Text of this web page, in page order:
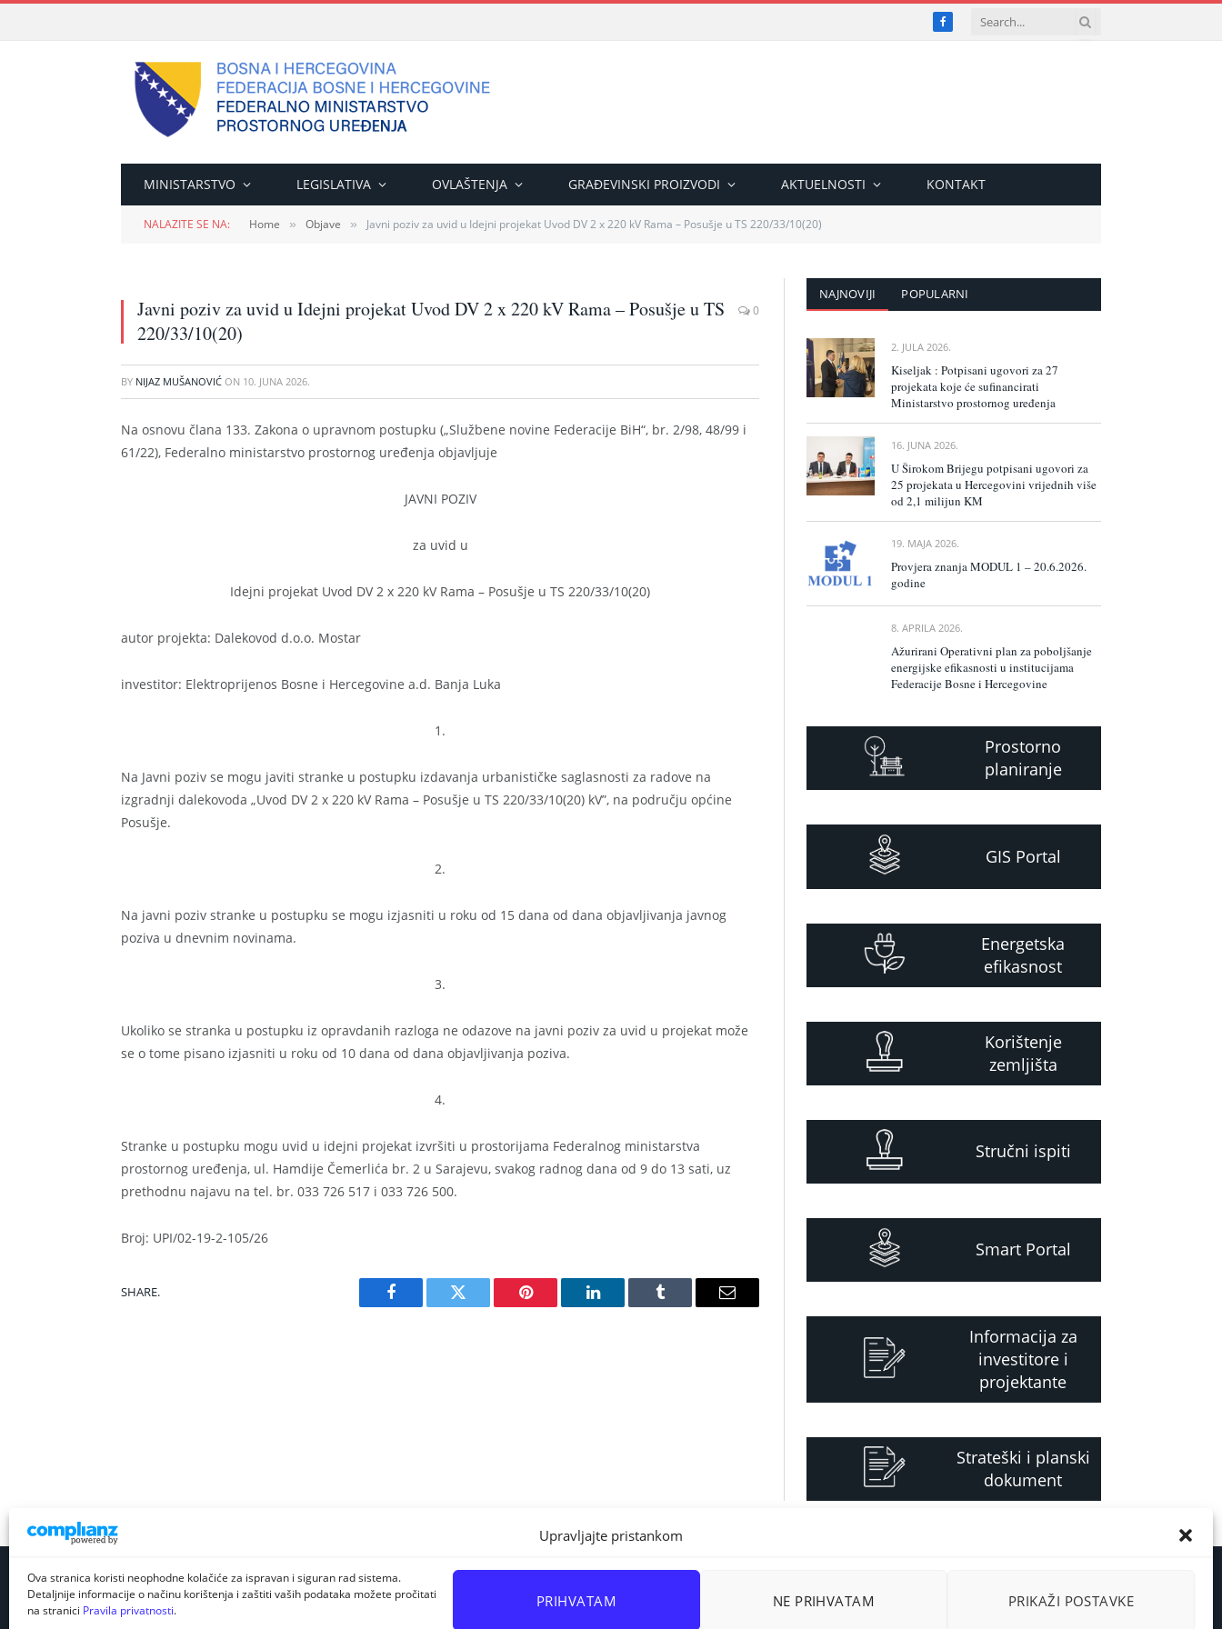
Upravljajte pristankom
Ova stranica koristi neophodne kolačiće za ispravan i siguran rad sistema.
Detaljnije informacije o načinu korištenja i zaštiti vaših podataka možete pročitati
na stranici Pravila privatnosti.
PRIHVATAM NE PRIHVATAM PRIKAŽI POSTAVKE
Facebook
MINISTARSTVO LEGISLATIVA OVLAŠTENJA GRAĐEVINSKI PROIZVODI AKTUELNOSTI KONTAKT
NALAZITE SE NA: Home » Objave » Javni poziv za uvid u Idejni projekat Uvod DV 2 x 220 kV Rama – Posušje u TS 220/33/10(20)
Javni poziv za uvid u Idejni projekat Uvod DV 2 x 220 kV Rama – Posušje u TS
220/33/10(20)
0
BY NIJAZ MUŠANOVIĆ ON 10. JUNA 2026.
Na osnovu člana 133. Zakona o upravnom postupku („Službene novine Federacije BiH“, br. 2/98, 48/99 i
61/22), Federalno ministarstvo prostornog uređenja objavljuje
JAVNI POZIV
za uvid u
Idejni projekat Uvod DV 2 x 220 kV Rama – Posušje u TS 220/33/10(20)
autor projekta: Dalekovod d.o.o. Mostar
investitor: Elektroprijenos Bosne i Hercegovine a.d. Banja Luka
1.
Na Javni poziv se mogu javiti stranke u postupku izdavanja urbanističke saglasnosti za radove na
izgradnji dalekovoda „Uvod DV 2 x 220 kV Rama – Posušje u TS 220/33/10(20) kV”, na području općine
Posušje.
2.
Na javni poziv stranke u postupku se mogu izjasniti u roku od 15 dana od dana objavljivanja javnog
poziva u dnevnim novinama.
3.
Ukoliko se stranka u postupku iz opravdanih razloga ne odazove na javni poziv za uvid u projekat može
se o tome pisano izjasniti u roku od 10 dana od dana objavljivanja poziva.
4.
Stranke u postupku mogu uvid u idejni projekat izvršiti u prostorijama Federalnog ministarstva
prostornog uređenja, ul. Hamdije Čemerlića br. 2 u Sarajevu, svakog radnog dana od 9 do 13 sati, uz
prethodnu najavu na tel. br. 033 726 517 i 033 726 500.
Broj: UPI/02-19-2-105/26
SHARE.
Facebook Twitter Pinterest LinkedIn Tumblr Email
NAJNOVIJI POPULARNI
2. JULA 2026.
Kiseljak : Potpisani ugovori za 27
projekata koje će sufinancirati
Ministarstvo prostornog uređenja
16. JUNA 2026.
U Širokom Brijegu potpisani ugovori za
25 projekata u Hercegovini vrijednih više
od 2,1 milijun KM
19. MAJA 2026.
Provjera znanja MODUL 1 – 20.6.2026.
godine
8. APRILA 2026.
Ažurirani Operativni plan za poboljšanje
energijske efikasnosti u institucijama
Federacije Bosne i Hercegovine
Prostorno
planiranje
GIS Portal
Energetska
efikasnost
Korištenje
zemljišta
Stručni ispiti
Smart Portal
Informacija za
investitore i
projektante
Strateški i planski
dokument